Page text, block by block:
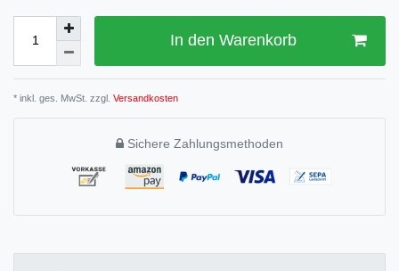
In den Warenkorb
* inkl. ges. MwSt. zzgl. Versandkosten
Sichere Zahlungsmethoden